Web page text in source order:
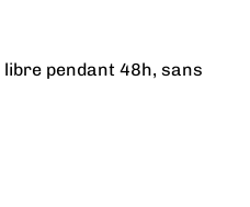
pendant 48h, sans